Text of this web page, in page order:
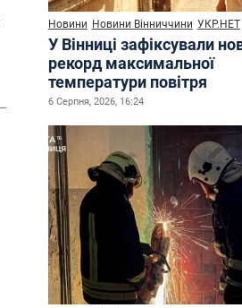
Новини Новини Вінниччини УКР.НЕТ
У Вінниці зафіксували
рекорд максимальної
температури повітря
6 Серпня, 2026, 16:24